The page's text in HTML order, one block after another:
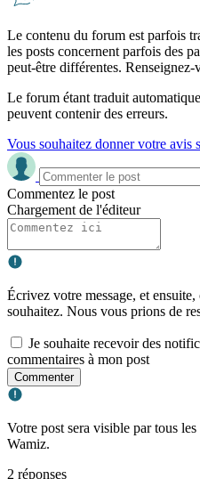
Le contenu du forum est parfois
les posts concernent parfois des
peut-être différentes.
Le forum étant traduit
peuvent contenir des erreurs.
Vous souhaitez donner votre avis
Commentez le post
Chargement de l'éditeur
Écrivez votre message, et
souhaitez. Nous vous prions de
Je souhaite recevoir des
commentaires à mon post
Commenter
Votre post sera visible par tous
Wamiz.
2 réponses